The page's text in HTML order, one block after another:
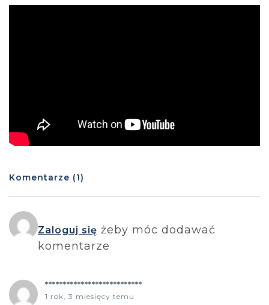
Komentarze (1)
Zaloguj się żeby móc dodawać
komentarze
***************************
1 rok, 3 miesięcy temu